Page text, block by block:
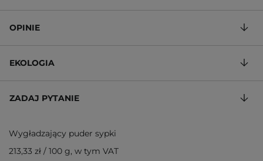
OPINIE
EKOLOGIA
ZADAJ PYTANIE
Wygładzający puder sypki
213,33 zł / 100 g, w tym VAT